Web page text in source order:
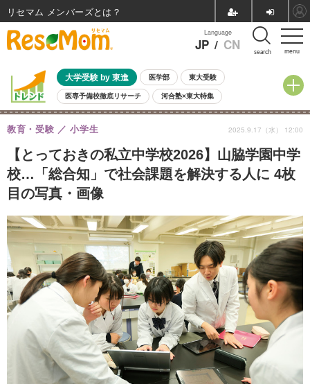
menu
Language
JP / CN search
大学受験 by 東進 医学部 東大受験
医専予備校徹底リサーチ 河合塾×東大特集
親子で考える大学選び 高校受験 中学受験 小学校受験
共通テスト 夏休み
8月開催イベント・WS 全国公立高校 過去問 人気記事
自由研究教材（小学生向け） 自由研究教材（中学生向け） ランキング
【とっておきの私立中学校2026】山脇学園中学
校…「総合知」で社会課題を解決する人に 4枚
目の写真・画像
教育・受験 小学生 2025.9.17（水） 12:00
リセマム メンバーズ